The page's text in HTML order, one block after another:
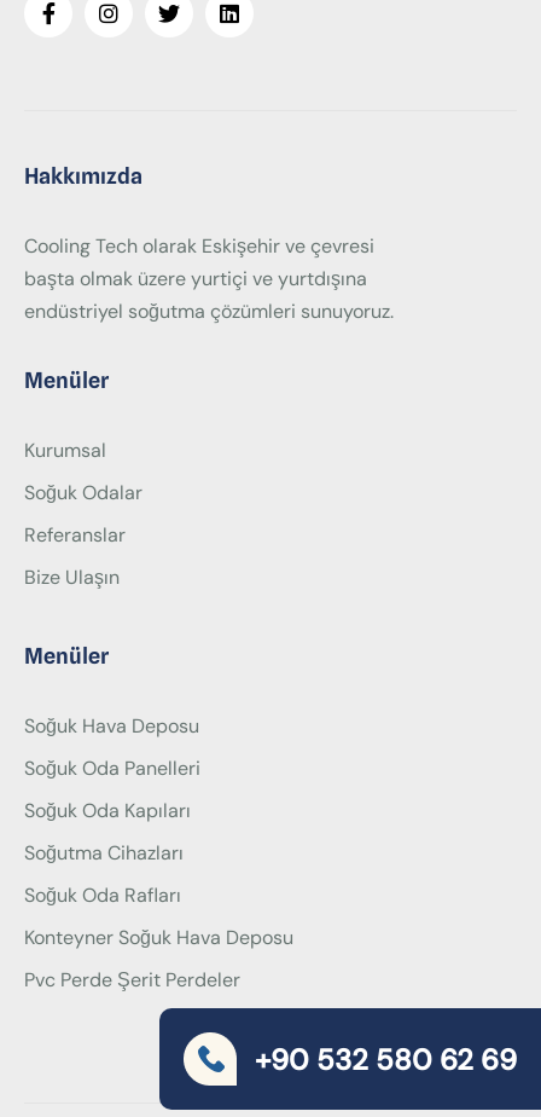
Hakkımızda
Cooling Tech olarak Eskişehir ve çevresi
başta olmak üzere yurtiçi ve yurtdışına
endüstriyel soğutma çözümleri sunuyoruz.
Menüler
Kurumsal
Soğuk Odalar
Referanslar
Bize Ulaşın
Menüler
Soğuk Hava Deposu
Soğuk Oda Panelleri
Soğuk Oda Kapıları
Soğutma Cihazları
Soğuk Oda Rafları
Konteyner Soğuk Hava Deposu
Pvc Perde Şerit Perdeler
+90 532 580 62 69